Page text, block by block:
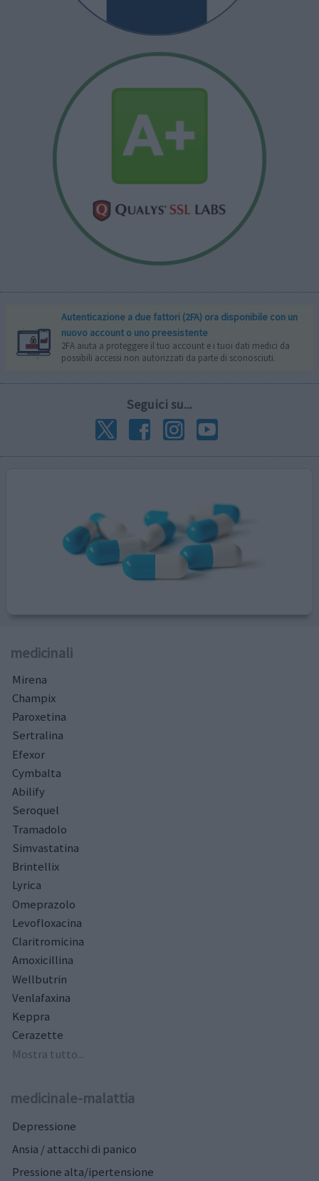
Autenticazione a due fattori (2FA) ora disponibile con un
nuovo account o uno preesistente
2FA aiuta a proteggere il tuo account e i tuoi dati medici da
possibili accessi non autorizzati da parte di sconosciuti.
Seguici su...
medicinali
Mirena
Champix
Paroxetina
Sertralina
Efexor
Cymbalta
Abilify
Seroquel
Tramadolo
Simvastatina
Brintellix
Lyrica
Omeprazolo
Levofloxacina
Claritromicina
Amoxicillina
Wellbutrin
Venlafaxina
Keppra
Cerazette
Mostra tutto...
medicinale-malattia
Depressione
Ansia / attacchi di panico
Pressione alta/ipertensione